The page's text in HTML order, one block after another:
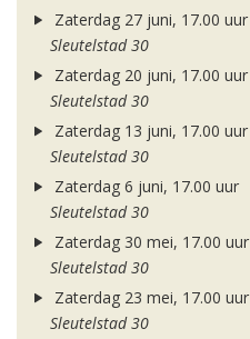
Zaterdag 27 juni, 17.00 uur
Sleutelstad 30
Zaterdag 20 juni, 17.00 uur
Sleutelstad 30
Zaterdag 13 juni, 17.00 uur
Sleutelstad 30
Zaterdag 6 juni, 17.00 uur
Sleutelstad 30
Zaterdag 30 mei, 17.00 uur
Sleutelstad 30
Zaterdag 23 mei, 17.00 uur
Sleutelstad 30